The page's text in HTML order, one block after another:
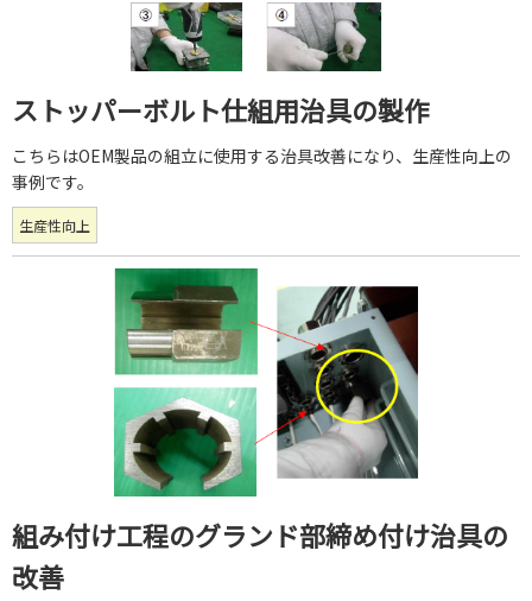
ストッパーボルト仕組用治具の製作
こちらはOEM製品の組立に使用する治具改善になり、生産性向上の
事例です。
生産性向上
組み付け工程のグランド部締め付け治具の
改善